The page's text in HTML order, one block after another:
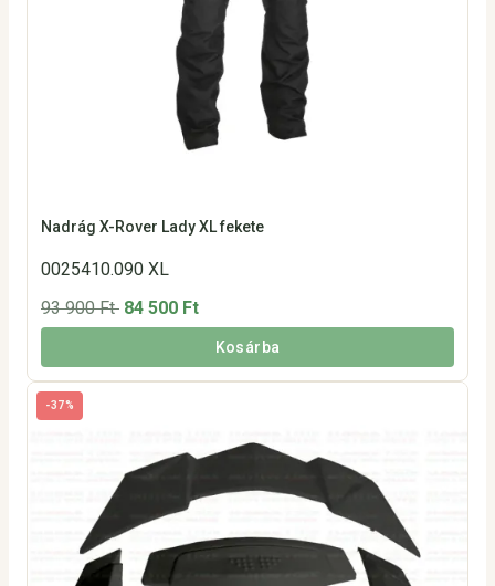
Nadrág X-Rover Lady XL fekete
0025410.090 XL
93 900 Ft 84 500 Ft
Kosárba
-37%